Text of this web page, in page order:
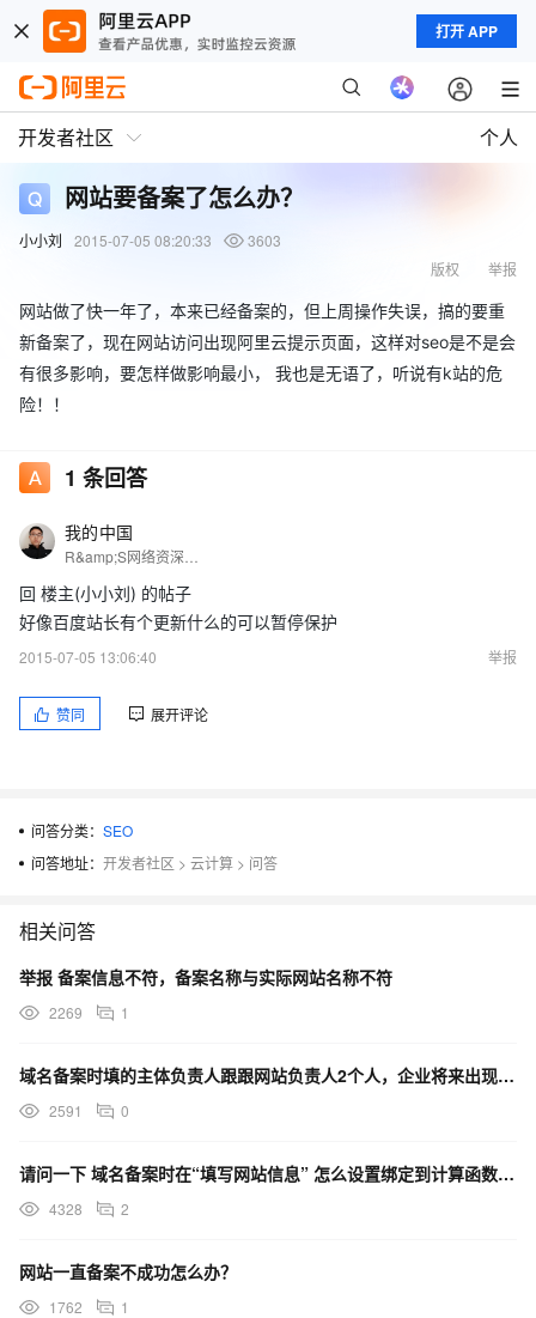
打开 APP
开发者社区 个人
网站要备案了怎么办？
小小刘 2015-07-05 08:20:33
3603
举报
版权
网站做了快一年了，本来已经备案的，但上周操作失误，搞的要重
新备案了，现在网站访问出现阿里云提示页面，这样对seo是不是会
有很多影响，要怎样做影响最小， 我也是无语了，听说有k站的危
险！！
1 条回答
我的中国
回 楼主(小小刘) 的帖子
好像百度站长有个更新什么的可以暂停保护
2015-07-05 13:06:40
举报
赞同 展开评论
问答分类： SEO
问答地址： 开发者社区 > 云计算 > 问答
相关问答
举报 备案信息不符，备案名称与实际网站名称不符
2269 1
域名备案时填的主体负责人跟跟网站负责人2个人，企业将来出现经营风险谁承担
2591 0
请问一下 域名备案时在“填写网站信息” 怎么设置绑定到计算函数中呢 不想设置ECS。
4328 2
网站一直备案不成功怎么办？
1762 1